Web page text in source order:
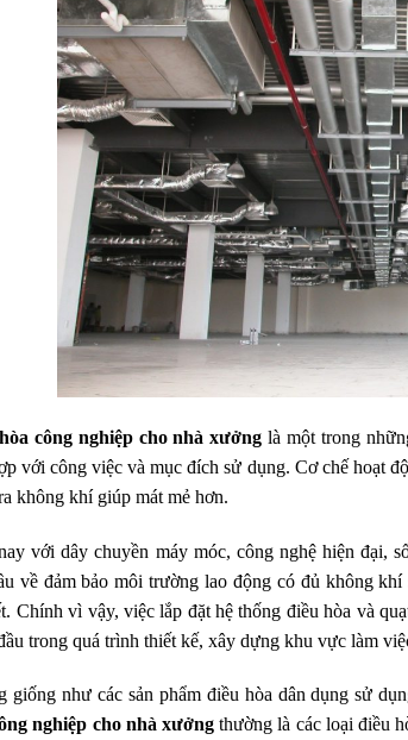
công nghiệp cho nhà xưởng là một trong
với công việc và mục đích sử dụng. Cơ chế hoạt
không khí giúp mát mẻ hơn.
với dây chuyền máy móc, công nghệ hiện đại,
về đảm bảo môi trường lao động có đủ không
Chính vì vậy, việc lắp đặt hệ thống điều hòa và
trong quá trình thiết kế, xây dựng khu vực làm
giống như các sản phẩm điều hòa dân dụng sử
nghiệp cho nhà xưởngthường là các loại điều